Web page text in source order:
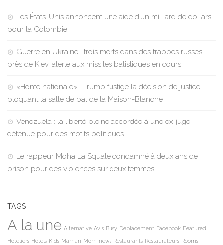
Les États-Unis annoncent une aide d’un milliard de dollars
pour la Colombie
Guerre en Ukraine : trois morts dans des frappes russes
près de Kiev, alerte aux missiles balistiques en cours
«Honte nationale» : Trump fustige la décision de justice
bloquant la salle de bal de la Maison-Blanche
Venezuela : la liberté pleine accordée à une ex-juge
détenue pour des motifs politiques
Le rappeur Moha La Squale condamné à deux ans de
prison pour des violences sur deux femmes
TAGS
A la une Alternative Avis Busy Deplacement Facebook Featured
Hoteliers Hotels Kids Maman Mom news Restaurants Restaurateurs Rooms